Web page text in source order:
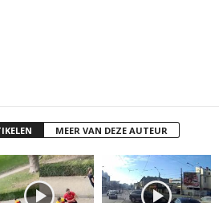
MEER VAN DEZE AUTEUR